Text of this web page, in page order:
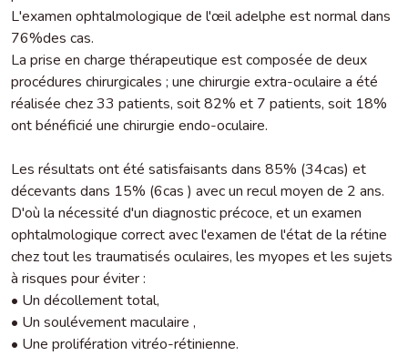
L'examen ophtalmologique de l'œil adelphe est normal dans
76%des cas.
La prise en charge thérapeutique est composée de deux
procédures chirurgicales ; une chirurgie extra-oculaire a été
réalisée chez 33 patients, soit 82% et 7 patients, soit 18%
ont bénéficié une chirurgie endo-oculaire.
Les résultats ont été satisfaisants dans 85% (34cas) et
décevants dans 15% (6cas ) avec un recul moyen de 2 ans.
D'où la nécessité d'un diagnostic précoce, et un examen
ophtalmologique correct avec l'examen de l'état de la rétine
chez tout les traumatisés oculaires, les myopes et les sujets
à risques pour éviter :
• Un décollement total,
• Un soulévement maculaire ,
• Une prolifération vitréo-rétinienne.